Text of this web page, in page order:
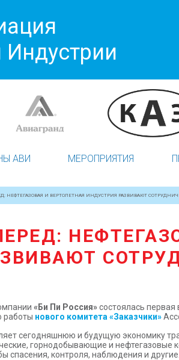
Индустрии
АВИ МЕРОПРИЯТИЯ
НЕФТЕГАЗОВАЯ И ВЕРТОЛЕТНАЯ ИНДУСТРИЯ РАЗВИВАЮТ
«Би Пи Россия»состоялась
работы нового комитета «Заказчики»
сегодняшнюю и будущую экономику
горнодобывающие и
спасения, контроля, наблюдения и другие.